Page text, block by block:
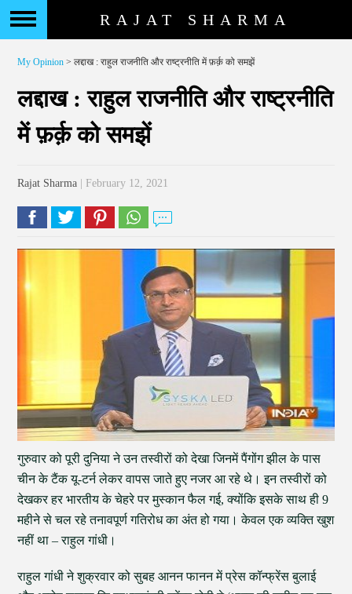
RAJAT SHARMA
My Opinion > लद्दाख : राहुल राजनीति और राष्ट्रनीति में फ़र्क़ को समझें
लद्दाख : राहुल राजनीति और राष्ट्रनीति
में फ़र्क़ को समझें
Rajat Sharma | February 12, 2021
गुरुवार को पूरी दुनिया ने उन तस्वीरों को देखा जिनमें पैंगोंग झील के पास
चीन के टैंक यू-टर्न लेकर वापस जाते हुए नजर आ रहे थे। इन तस्वीरों को
देखकर हर भारतीय के चेहरे पर मुस्कान फैल गई, क्योंकि इसके साथ ही 9
महीने से चल रहे तनावपूर्ण गतिरोध का अंत हो गया। केवल एक व्यक्ति खुश
नहीं था – राहुल गांधी।
राहुल गांधी ने शुक्रवार को सुबह आनन फानन में प्रेस कॉन्फ्रेंस बुलाई